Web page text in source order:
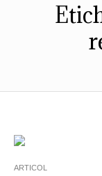
ARTICOL